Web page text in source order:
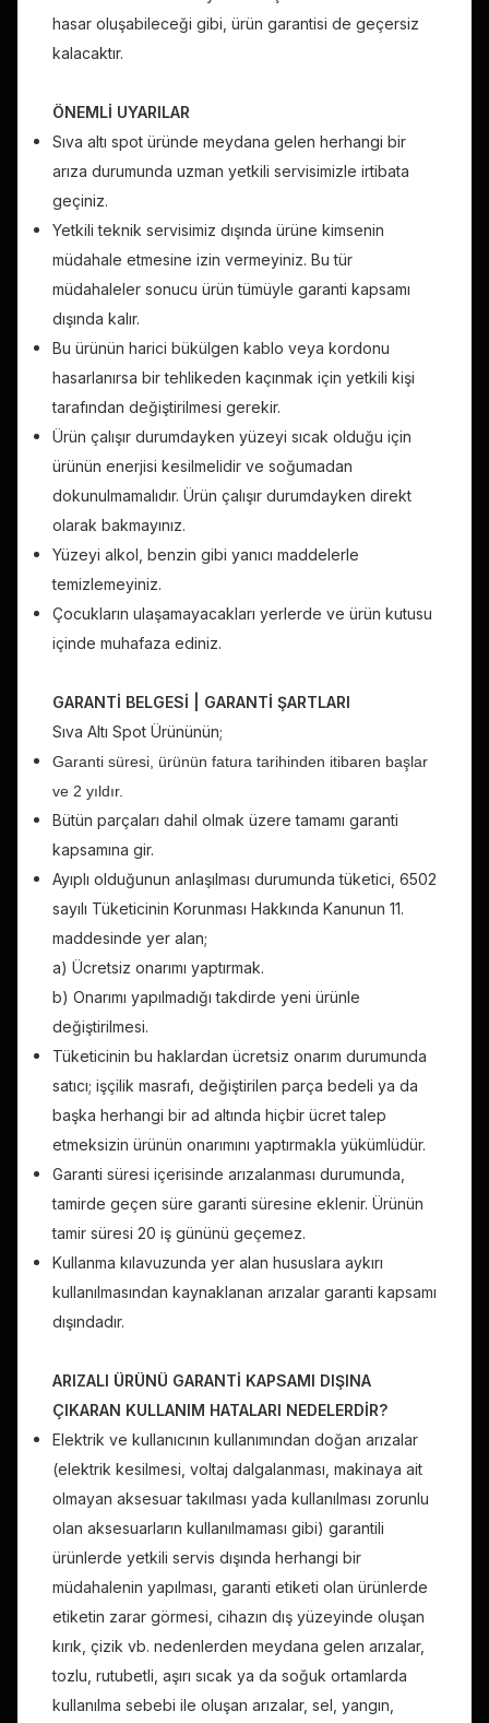
hasar oluşabileceği gibi, ürün garantisi de geçersiz
kalacaktır.
ÖNEMLİ UYARILAR
Sıva altı spot üründe meydana gelen herhangi bir
arıza durumunda uzman yetkili servisimizle irtibata
geçiniz.
Yetkili teknik servisimiz dışında ürüne kimsenin
müdahale etmesine izin vermeyiniz. Bu tür
müdahaleler sonucu ürün tümüyle garanti kapsamı
dışında kalır.
Bu ürünün harici bükülgen kablo veya kordonu
hasarlanırsa bir tehlikeden kaçınmak için yetkili kişi
tarafından değiştirilmesi gerekir.
Ürün çalışır durumdayken yüzeyi sıcak olduğu için
ürünün enerjisi kesilmelidir ve soğumadan
dokunulmamalıdır. Ürün çalışır durumdayken direkt
olarak bakmayınız.
Yüzeyi alkol, benzin gibi yanıcı maddelerle
temizlemeyiniz.
Çocukların ulaşamayacakları yerlerde ve ürün kutusu
içinde muhafaza ediniz.
GARANTİ BELGESİ | GARANTİ ŞARTLARI
Sıva Altı Spot Ürününün;
Garanti süresi, ürünün fatura tarihinden itibaren başlar
ve 2 yıldır.
Bütün parçaları dahil olmak üzere tamamı garanti
kapsamına gir.
Ayıplı olduğunun anlaşılması durumunda tüketici, 6502
sayılı Tüketicinin Korunması Hakkında Kanunun 11.
maddesinde yer alan;
a) Ücretsiz onarımı yaptırmak.
b) Onarımı yapılmadığı takdirde yeni ürünle
değiştirilmesi.
Tüketicinin bu haklardan ücretsiz onarım durumunda
satıcı; işçilik masrafı, değiştirilen parça bedeli ya da
başka herhangi bir ad altında hiçbir ücret talep
etmeksizin ürünün onarımını yaptırmakla yükümlüdür.
Garanti süresi içerisinde arızalanması durumunda,
tamirde geçen süre garanti süresine eklenir. Ürünün
tamir süresi 20 iş gününü geçemez.
Kullanma kılavuzunda yer alan hususlara aykırı
kullanılmasından kaynaklanan arızalar garanti kapsamı
dışındadır.
ARIZALI ÜRÜNÜ GARANTİ KAPSAMI DIŞINA
ÇIKARAN KULLANIM HATALARI NEDELERDİR?
Elektrik ve kullanıcının kullanımından doğan arızalar
(elektrik kesilmesi, voltaj dalgalanması, makinaya ait
olmayan aksesuar takılması yada kullanılması zorunlu
olan aksesuarların kullanılmaması gibi) garantili
ürünlerde yetkili servis dışında herhangi bir
müdahalenin yapılması, garanti etiketi olan ürünlerde
etiketin zarar görmesi, cihazın dış yüzeyinde oluşan
kırık, çizik vb. nedenlerden meydana gelen arızalar,
tozlu, rutubetli, aşırı sıcak ya da soğuk ortamlarda
kullanılma sebebi ile oluşan arızalar, sel, yangın,